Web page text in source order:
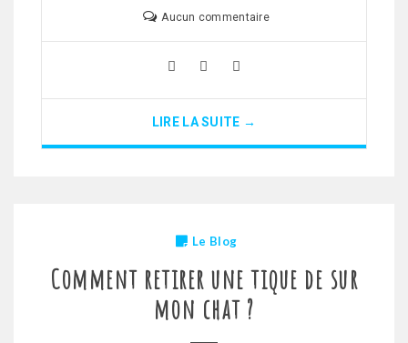
Aucun commentaire
LIRE LA SUITE →
Le Blog
Comment retirer une tique de sur
mon chat ?